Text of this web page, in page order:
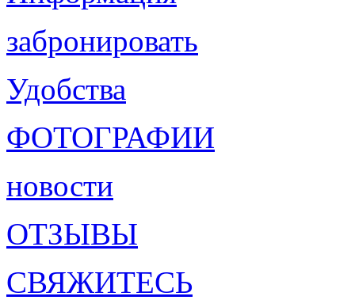
забронировать
Удобства
ФОТОГРАФИИ
новости
ОТЗЫВЫ
СВЯЖИТЕСЬ